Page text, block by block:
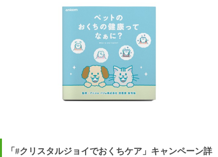
「#クリスタルジョイでおくちケア」キャンペーン詳